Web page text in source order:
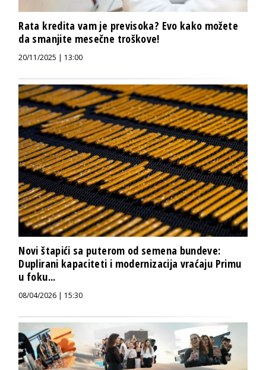
Rata kredita vam je previsoka? Evo kako možete
da smanjite mesečne troškove!
20/11/2025 | 13:00
Novi štapići sa puterom od semena bundeve:
Duplirani kapaciteti i modernizacija vraćaju Primu
u foku...
08/04/2026 | 15:30